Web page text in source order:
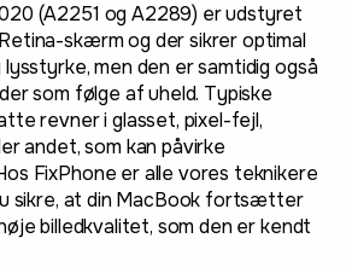
(A2251 og A2289) er udstyret
skærm og der sikrer optimal
men den er samtidig også
som følge af uheld. Typiske
revner i glasset, pixel-fejl,
andet, som kan påvirke
FixPhone er alle vores teknikere
sikre, at din MacBook fortsætter
billedkvalitet, som den er kendt